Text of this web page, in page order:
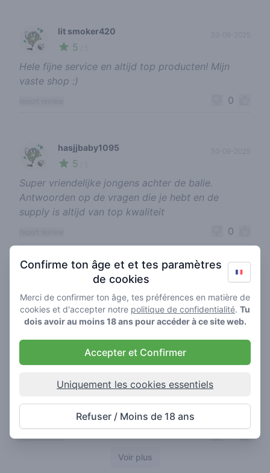
🍃
lit smoker420
5
30-09-2025
Hele fijne service en altijd top producten! Mijn
vaste shop :)
0
🍃
hasjjbaby1095
5
30-09-2025
Super vriendelijke jongens achter de balie.
Antwoorden op de vragen die je hebt en de
supply is altijd van top kwaliteit
0
🍃
poppin light
5/ 5
30-09-2025
Beste voorgedraaide jointjes
captain finger 30-09-2025
Leuke gasten
Voir plus
Confirme ton âge et et tes paramètres
de cookies
Merci de confirmer ton âge, tes préférences en matière de
cookies et d'accepter notre politique de confidentialité. Tu
dois avoir au moins 18 ans pour accéder à ce site web.
Accepter et Confirmer
Uniquement les cookies essentiels
Refuser / Moins de 18 ans